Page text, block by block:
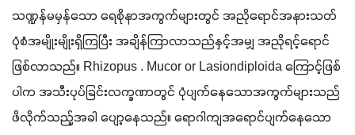
သဏ္ဍန်မမှန်သော ရေစိုနာအကွက်များတွင် အညိုရောင်အနားသတ်
ပုံစံအမျိုးမျိုးရှိကြပြီး အချိန်ကြာလာသည်နှင့်အမျှ အညိုရင့်ရောင်
ဖြစ်လာသည်။ Rhizopus . Mucor or Lasiondiploida ကြောင့်ဖြစ်
ပါက အသီးပုပ်ခြင်းလက္ခဏာတွင် ပုံပျက်နေသောအကွက်များသည်
ဖိလိုက်သည့်အခါ ပျော့နေသည်။ ရောဂါကျအရောင်ပျက်နေသော